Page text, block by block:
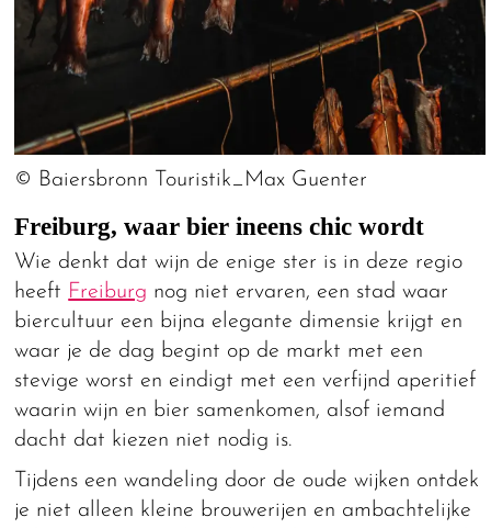
© Baiersbronn Touristik_Max Guenter
Freiburg, waar bier ineens chic wordt
Wie denkt dat wijn de enige ster is in deze regio
heeft Freiburg nog niet ervaren, een stad waar
biercultuur een bijna elegante dimensie krijgt en
waar je de dag begint op de markt met een
stevige worst en eindigt met een verfijnd aperitief
waarin wijn en bier samenkomen, alsof iemand
dacht dat kiezen niet nodig is.
Tijdens een wandeling door de oude wijken ontdek
je niet alleen kleine brouwerijen en ambachtelijke